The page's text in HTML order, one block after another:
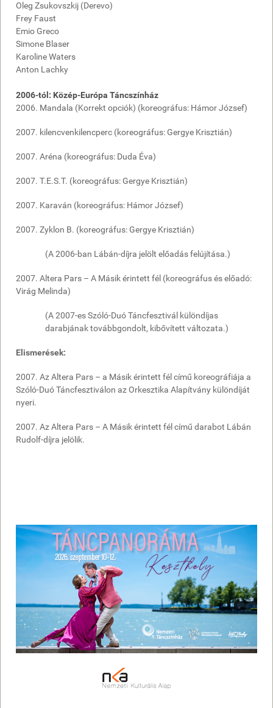
Oleg Zsukovszkij (Derevo)
Frey Faust
Emio Greco
Simone Blaser
Karoline Waters
Anton Lachky
2006-tól: Közép-Európa Táncszínház
2006. Mandala (Korrekt opciók) (koreográfus: Hámor József)
2007. kilencvenkilencperc (koreográfus:Gergye Krisztián)
2007. Aréna (koreográfus: Duda Éva)
2007. T.E.S.T. (koreográfus:Gergye Krisztián)
2007. Karaván (koreográfus: Hámor József)
2007. Zyklon B. (koreográfus:Gergye Krisztián)
(A 2006-ban Lábán-díjra jelölt előadás felújítása.)
2007. Altera Pars – A Másik érintett fél (koreográfus és előadó:
Virág Melinda)
(A 2007-es Szóló-Duó Táncfesztivál különdíjas
darabjának továbbgondolt, kibővített változata.)
Elismerések:
2007. Az Altera Pars – a Másik érintett fél című koreográfiája a
Szóló-Duó Táncfesztiválon azOrkesztika Alapítvány különdíját
nyeri.
2007. Az Altera Pars – A Másik érintett fél című darabot Lábán
Rudolf-díjra jelölik.